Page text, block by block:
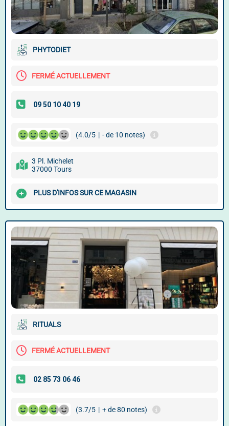
PHYTODIET
FERMÉ ACTUELLEMENT
(4.0/5 | - de 10 notes)
3 Pl. Michelet
37000 Tours
PLUS D'INFOS SUR CE MAGASIN
RITUALS
FERMÉ ACTUELLEMENT
(3.7/5 | + de 80 notes)